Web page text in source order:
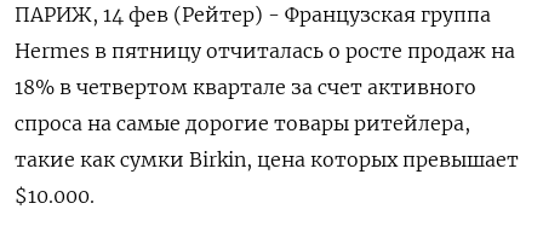
ПАРИЖ, 14 фев (Рейтер) - Французская группа
Hermes в пятницу отчиталась о росте продаж на
18% в четвертом квартале за счет активного
спроса на самые дорогие товары ритейлера,
такие как сумки Birkin, цена которых превышает
$10.000.